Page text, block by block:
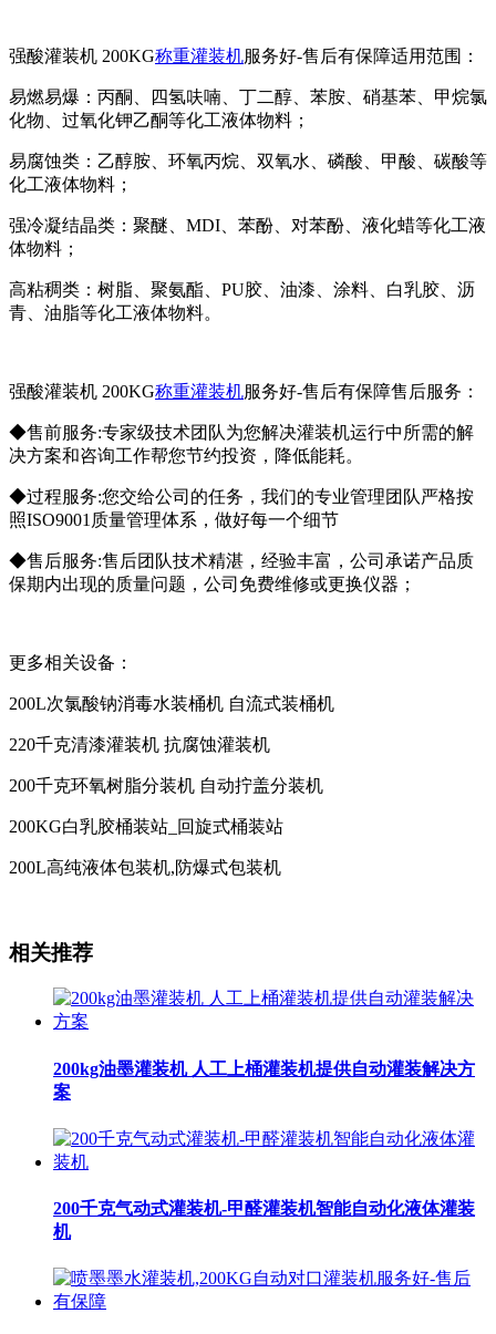
强酸灌装机 200KG称重灌装机服务好-售后有保障适用范围：
易燃易爆：丙酮、四氢呋喃、丁二醇、苯胺、硝基苯、甲烷氯
化物、过氧化钾乙酮等化工液体物料；
易腐蚀类：乙醇胺、环氧丙烷、双氧水、磷酸、甲酸、碳酸等
化工液体物料；
强冷凝结晶类：聚醚、MDI、苯酚、对苯酚、液化蜡等化工液
体物料；
高粘稠类：树脂、聚氨酯、PU胶、油漆、涂料、白乳胶、沥
青、油脂等化工液体物料。
强酸灌装机 200KG称重灌装机服务好-售后有保障售后服务：
◆售前服务:专家级技术团队为您解决灌装机运行中所需的解
决方案和咨询工作帮您节约投资，降低能耗。
◆过程服务:您交给公司的任务，我们的专业管理团队严格按
照ISO9001质量管理体系，做好每一个细节
◆售后服务:售后团队技术精湛，经验丰富，公司承诺产品质
保期内出现的质量问题，公司免费维修或更换仪器；
更多相关设备：
200L次氯酸钠消毒水装桶机 自流式装桶机
220千克清漆灌装机 抗腐蚀灌装机
200千克环氧树脂分装机 自动拧盖分装机
200KG白乳胶桶装站_回旋式桶装站
200L高纯液体包装机,防爆式包装机
相关推荐
200kg油墨灌装机 人工上桶灌装机提供自动灌装解决方
案
200千克气动式灌装机-甲醛灌装机智能自动化液体灌装
机